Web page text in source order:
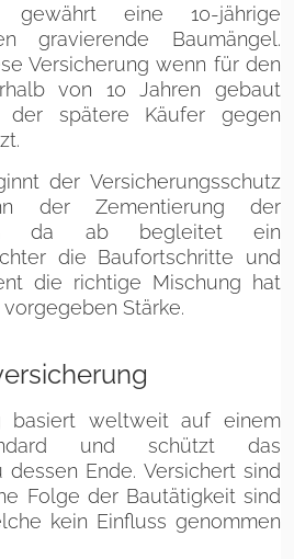
gewährt eine 10-jährige
gravierende Baumängel.
Versicherung wenn für den
von 10 Jahren gebaut
spätere Käufer gegen
der Versicherungsschutz
der Zementierung der
da ab begleitet ein
die Baufortschritte und
die richtige Mischung hat
Stärke.
basiert weltweit auf einem
und schützt das
Ende. Versichert sind
Folge der Bautätigkeit sind
kein Einfluss genommen